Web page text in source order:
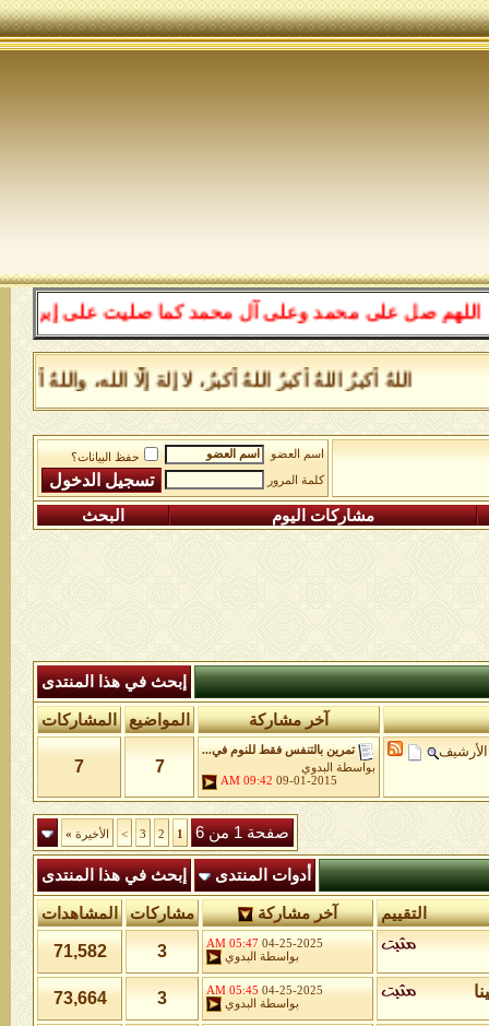
صل على محمد وعلى آل محمد كما صليت على إبراهيم
اللهُ أكبرُ اللهُ أكبرُ اللهُ أكبرُ، لا إلهَ إلَّا الله، واللهُ
اسم العضو
حفظ البيانات؟
كلمة المرور
مشاركات اليوم البحث
إبحث في هذا المنتدى
آخر مشاركة المواضيع المشاركات
الأرشيف
تمرين بالتنفس فقط للنوم في...
بواسطة
البدوي
09-01-2015
09:42 AM
7
7
صفحة 1 من 6 1
2
3
> الأخيرة »
أدوات المنتدى إبحث في هذا المنتدى
التقييم آخر مشاركة مشاركات المشاهدات
04-25-2025
05:47 AM
بواسطة
البدوي 3
71,582
04-25-2025
05:45 AM
بواسطة
البدوي 3
73,664